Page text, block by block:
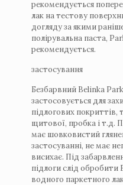
рекомендується
лак на тестову
догляду за якими
полірувальна паста,
рекомендується.
застосування
Безбарвний Belinka
застосовується для
підлогових покриттів,
щитової, пробка і т.д.
має шовковистий
застосуванні, не має
висихає. Під
підлоги слід
водного паркетного